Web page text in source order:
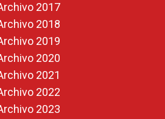
2017
2018
2019
2020
2021
2022
2023